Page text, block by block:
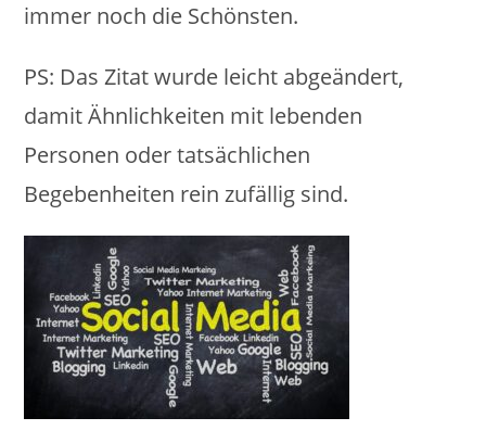
immer noch die Schönsten.
PS: Das Zitat wurde leicht abgeändert,
damit Ähnlichkeiten mit lebenden
Personen oder tatsächlichen
Begebenheiten rein zufällig sind.